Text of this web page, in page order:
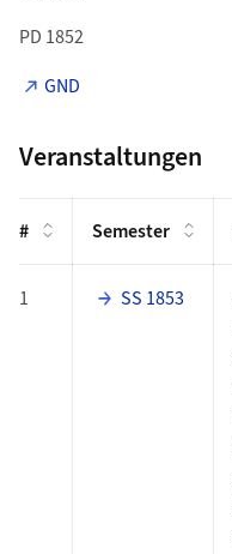
PD 1852
GND
Veranstaltungen
# Semester
1 SS 1853